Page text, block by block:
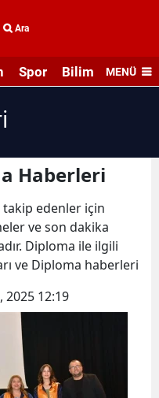
Ara
Spor Bilim veMENÜ
Haberleri
edenler için
ve son dakika
Diploma ile ilgili
ve Diploma haberleri
2025 12:19